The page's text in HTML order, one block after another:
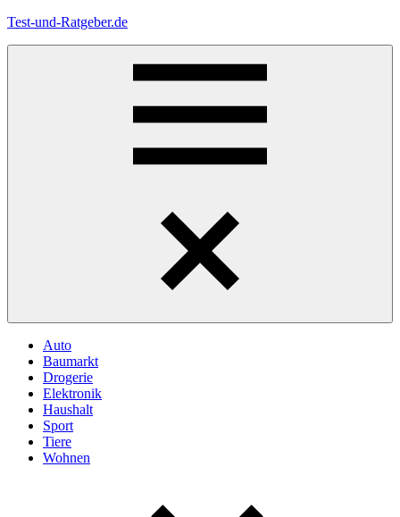
Zum
Test-und-Ratgeber.de
Auto
Baumarkt
Drogerie
Elektronik
Haushalt
Sport
Tiere
Wohnen